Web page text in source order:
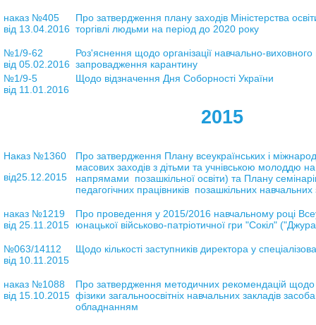
наказ №405
від 13.04.2016
Про затвердження плану заходів Міністерства
торгівлі людьми на період до 2020 року
№1/9-62
від 05.02.2016
Роз'яснення щодо організації навчально-
запровадження карантину
№1/9-5
від 11.01.2016
Щодо відзначення Дня Соборності України
2015
Наказ №1360
від25.12.2015
Про затвердження Плану всеукраїнських і
масових заходів з дітьми та учнівською молоддю
напрямами позашкільної освіти) та Плану
педагогічних працівників позашкільних
наказ №1219
від 25.11.2015
Про проведення у 2015/2016 навчальному році
юнацької військово-патріотичної гри "Сокіл"
№063/14112
від 10.11.2015
Щодо кількості заступників директора у
наказ №1088
від 15.10.2015
Про затвердження методичних рекомендацій щодо
фізики загальноосвітніх навчальних закладів
обладнанням